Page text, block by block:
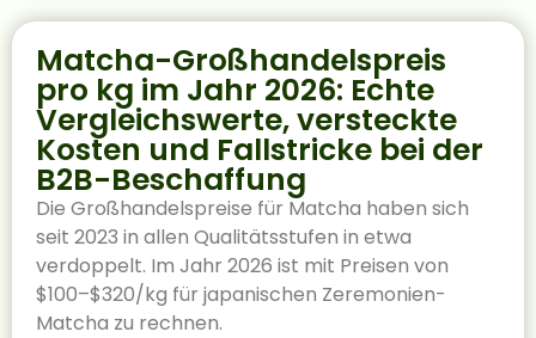
Matcha-Großhandelspreis
pro kg im Jahr 2026: Echte
Vergleichswerte, versteckte
Kosten und Fallstricke bei der
B2B-Beschaffung
Die Großhandelspreise für Matcha haben sich
seit 2023 in allen Qualitätsstufen in etwa
verdoppelt. Im Jahr 2026 ist mit Preisen von
$100–$320/kg für japanischen Zeremonien-
Matcha zu rechnen.